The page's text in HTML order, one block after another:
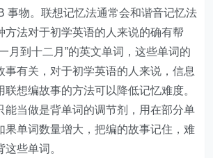
事物。联想记忆法通常会和谐音记忆法
方法对于初学英语的人来说的确有帮
月到十二月”的英文单词，这些单词的
事有关，对于初学英语的人来说，信息
想编故事的方法可以降低记忆难度。
能当做是背单词的调节剂，用在部分单
果单词数量增大，把编的故事记住，难
些单词。